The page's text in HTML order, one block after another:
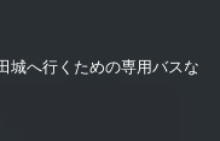
城へ行くための専用バスな